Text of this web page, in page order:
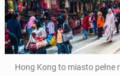
Hong Kong to miasto